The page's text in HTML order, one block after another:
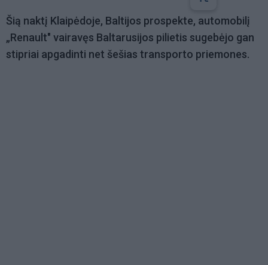
Šią naktį Klaipėdoje, Baltijos prospekte, automobilį
„Renault" vairavęs Baltarusijos pilietis sugebėjo gan
stipriai apgadinti net šešias transporto priemones.